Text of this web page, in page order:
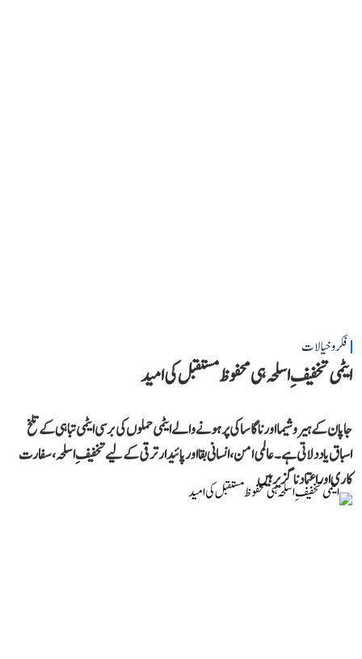
فکر و خیالات
ایٹمی تخفیفِ اسلحہ ہی محفوظ مستقبل کی امید
جاپان کے ہیروشیما اور ناگاساکی پر ہونے والے ایٹمی حملوں کی برسی ایٹمی تباہی کے تلخ
اسباق یاد دلاتی ہے۔ عالمی امن، انسانی بقا اور پائیدار ترقی کے لیے تخفیفِ اسلحہ، سفارت
کاری اور اعتماد ناگزیر ہیں